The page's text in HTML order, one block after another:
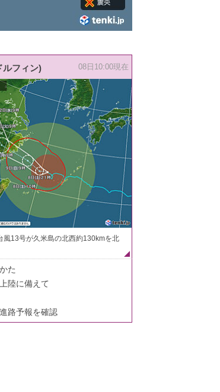
ルフィン) 08日10:00現在
風13号が久米島の北西約130kmを北
た
陸に備えて
路予報を確認